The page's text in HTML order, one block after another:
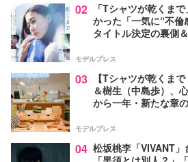
02
「Tシャツが乾くま
かった「一気に“不倫
タイトル決定の裏側
モデルプレス
03
【Tシャツが乾くまで 第5話】咲子（蒼井優）
＆樹生（中島歩）、
から一年・新たな章
モデルプレス
04 松坂桃李「VIVANT